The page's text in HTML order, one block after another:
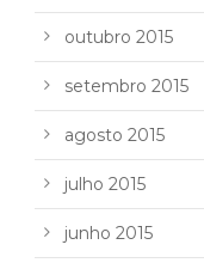
outubro 2015
setembro 2015
agosto 2015
julho 2015
junho 2015